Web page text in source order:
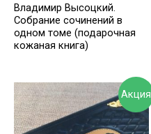
Владимир Высоцкий.
Собрание сочинений в
одном томе (подарочная
кожаная книга)
Акция